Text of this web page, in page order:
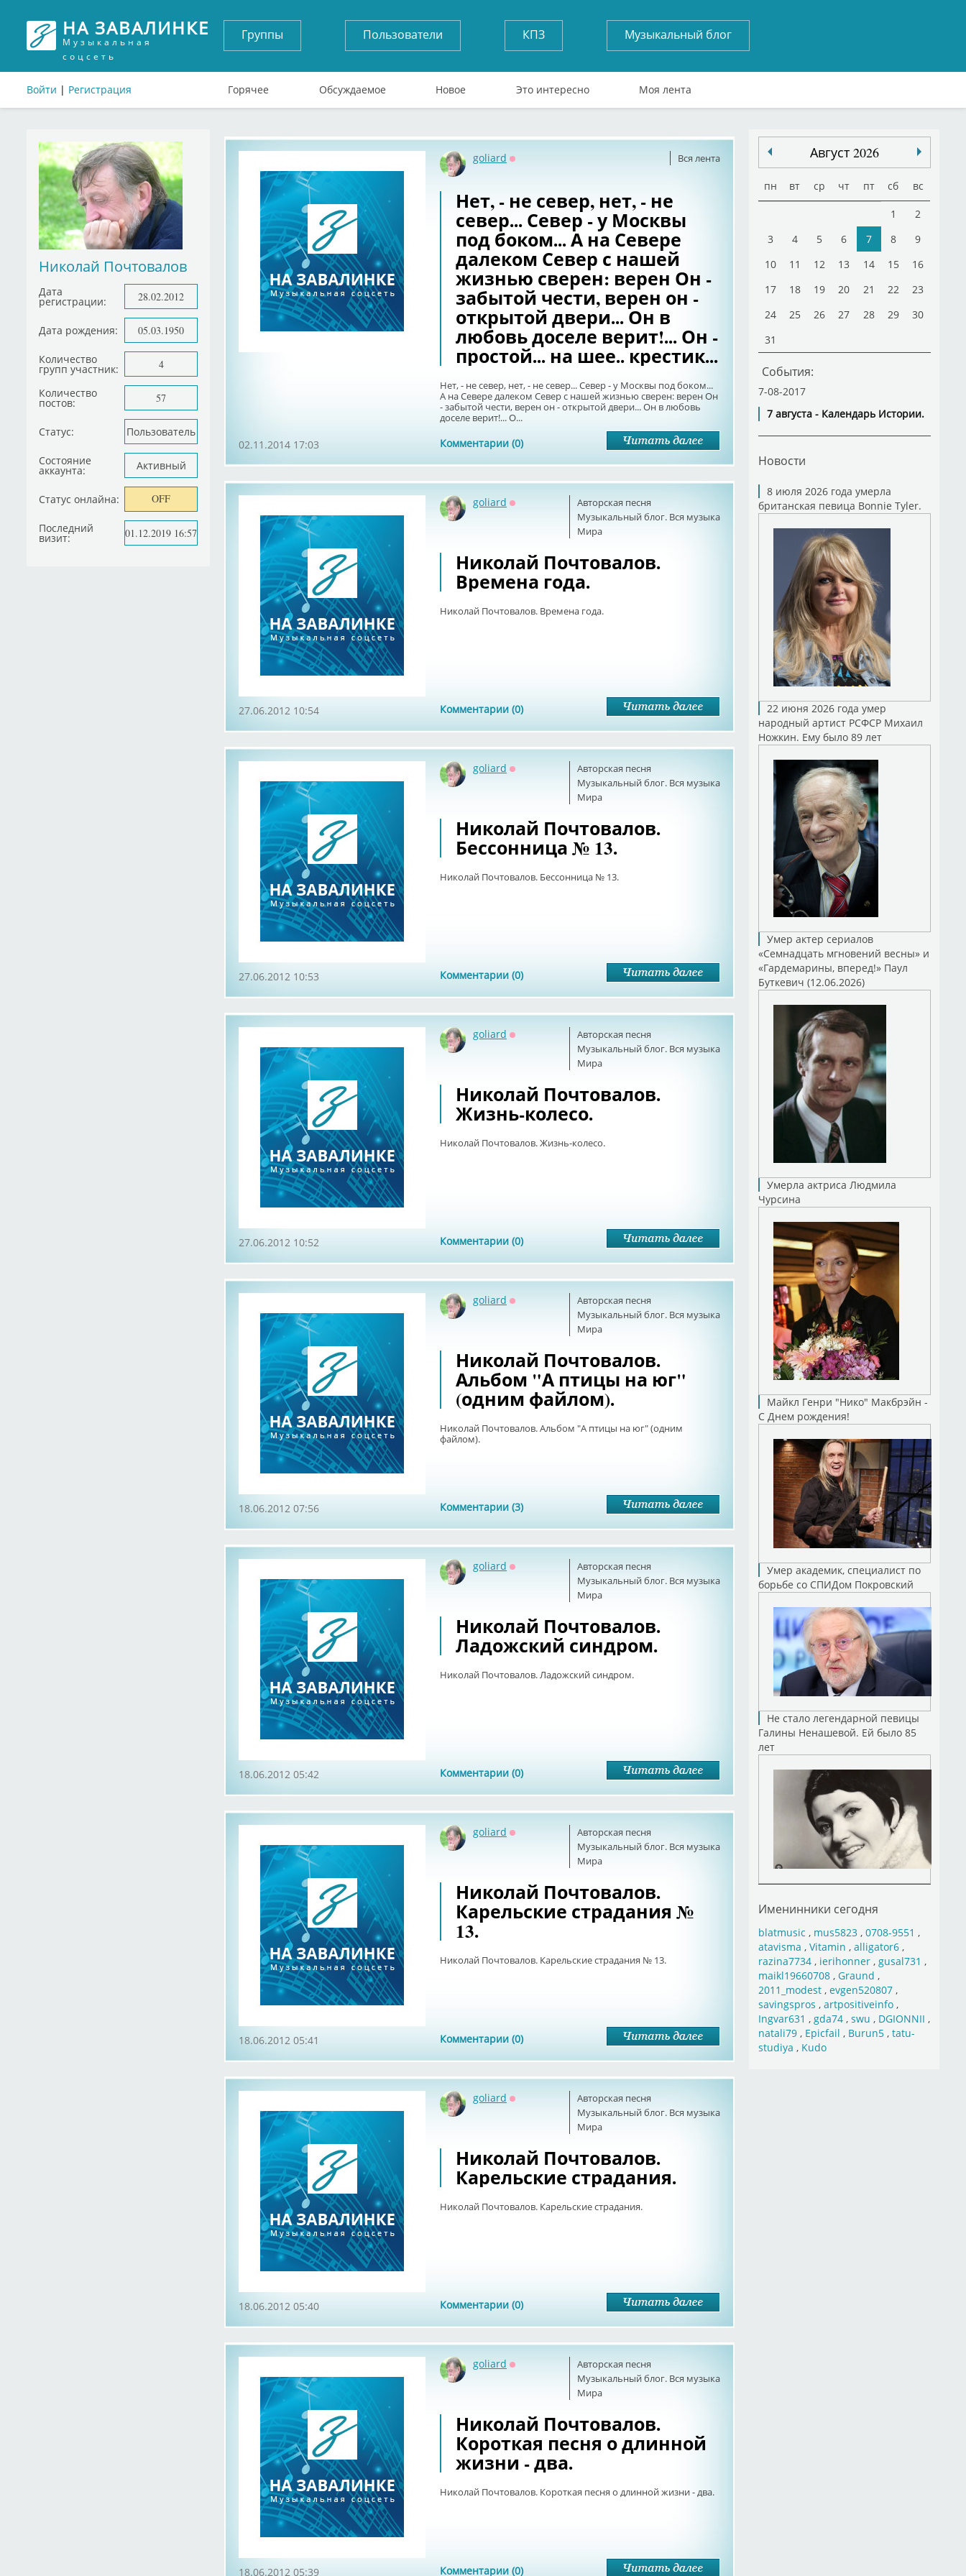
НА ЗАВАЛИНКЕ
Музыкальная
соцсеть
Войти | Регистрация
Группы Пользователи КПЗ Музыкальный блог
Горячее Обсуждаемое Новое Это интересно Моя лента
Николай Почтовалов
Дата
регистрации: 28.02.2012
Дата рождения: 05.03.1950
Количество
групп участник: 4
Количество
постов: 57
Статус: Пользователь
Состояние
аккаунта: Активный
Статус онлайна: OFF
Последний
визит: 01.12.2019 16:57
Вся лента
goliard
Нет, - не север, нет, - не
север... Север - у Москвы
под боком... А на Севере
далеком Север с нашей
жизнью сверен: верен Он -
забытой чести, верен он -
открытой двери... Он в
любовь доселе верит!... Он -
простой... на шее.. крестик...
Нет, - не север, нет, - не север... Север - у Москвы под боком...
А на Севере далеком Север с нашей жизнью сверен: верен Он
- забытой чести, верен он - открытой двери... Он в любовь
доселе верит!... О...
Комментарии (0)
02.11.2014 17:03
Авторская песня
Музыкальный блог. Вся музыка
Мира
goliard
Николай Почтовалов.
Времена года.
Николай Почтовалов. Времена года.
Комментарии (0)
27.06.2012 10:54
Авторская песня
Музыкальный блог. Вся музыка
Мира
goliard
Николай Почтовалов.
Бессонница № 13.
Николай Почтовалов. Бессонница № 13.
Комментарии (0)
27.06.2012 10:53
Авторская песня
Музыкальный блог. Вся музыка
Мира
goliard
Николай Почтовалов.
Жизнь-колесо.
Николай Почтовалов. Жизнь-колесо.
Комментарии (0)
27.06.2012 10:52
Авторская песня
Музыкальный блог. Вся музыка
Мира
goliard
Николай Почтовалов.
Альбом "А птицы на юг"
(одним файлом).
Николай Почтовалов. Альбом "А птицы на юг" (одним
файлом).
Комментарии (3)
18.06.2012 07:56
Авторская песня
Музыкальный блог. Вся музыка
Мира
goliard
Николай Почтовалов.
Ладожский синдром.
Николай Почтовалов. Ладожский синдром.
Комментарии (0)
18.06.2012 05:42
Авторская песня
Музыкальный блог. Вся музыка
Мира
goliard
Николай Почтовалов.
Карельские страдания №
13.
Николай Почтовалов. Карельские страдания № 13.
Комментарии (0)
18.06.2012 05:41
Авторская песня
Музыкальный блог. Вся музыка
Мира
goliard
Николай Почтовалов.
Карельские страдания.
Николай Почтовалов. Карельские страдания.
Комментарии (0)
18.06.2012 05:40
Авторская песня
Музыкальный блог. Вся музыка
Мира
goliard
Николай Почтовалов.
Короткая песня о длинной
жизни - два.
Николай Почтовалов. Короткая песня о длинной жизни - два.
Комментарии (0)
18.06.2012 05:39
Август 2026
пн вт ср чт пт сб вс
1
2
3
4 5 6 7 8
9
10
11 12 13 14 15
16
17
18 19 20 21 22
23
24
25 26 27 28 29
30
31
События:
7-08-2017
7 августа - Календарь Истории.
Новости
8 июля 2026 года умерла
британская певица Bonnie Tyler.
22 июня 2026 года умер
народный артист РСФСР Михаил
Ножкин. Ему было 89 лет
Умер актер сериалов
«Семнадцать мгновений весны» и
«Гардемарины, вперед!» Паул
Буткевич (12.06.2026)
Умерла актриса Людмила
Чурсина
Майкл Генри "Нико" Макбрэйн -
С Днем рождения!
Умер академик, специалист по
борьбе со СПИДом Покровский
Не стало легендарной певицы
Галины Ненашевой. Ей было 85
лет
Именинники сегодня
blatmusic , mus5823, 0708-9551 ,
atavisma , Vitamin , alligator6,
razina7734, ierihonner, gusal731 ,
maikl19660708, Graund ,
2011_modest, evgen520807,
savingspros , artpositiveinfo,
Ingvar631 , gda74, swu , DGIONNII ,
natali79, Epicfail , Burun5, tatu-
studiya , Kudo